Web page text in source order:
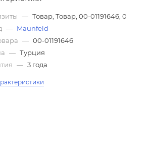
— Товар, Товар, 00-01191646, 0
— Maunfeld
— 00-01191646
— Турция
— 3 года